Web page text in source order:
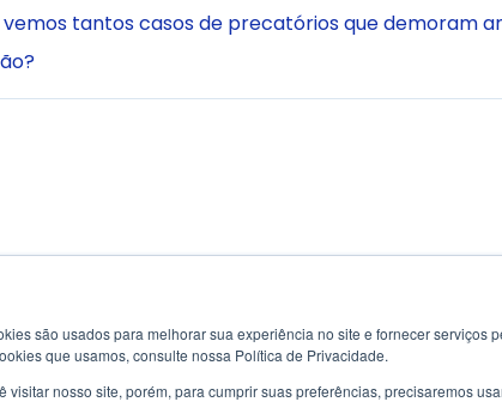
são usados ​​para melhorar sua experiência no site e fornecer serviços
que usamos, consulte nossa Política de Privacidade.
nosso site, porém, para cumprir suas preferências, precisaremos
vemos tantos casos de precatórios que demoram